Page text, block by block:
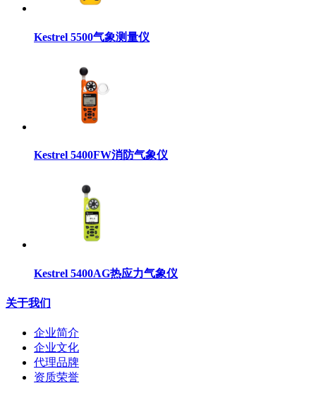
Kestrel 5500气象测量仪
Kestrel 5400FW消防气象仪
Kestrel 5400AG热应力气象仪
关于我们
企业简介
企业文化
代理品牌
资质荣誉